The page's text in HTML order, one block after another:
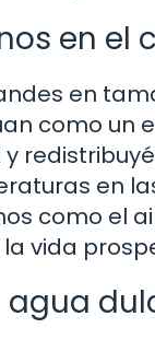
en el
en
como
en
como el
vida
agua